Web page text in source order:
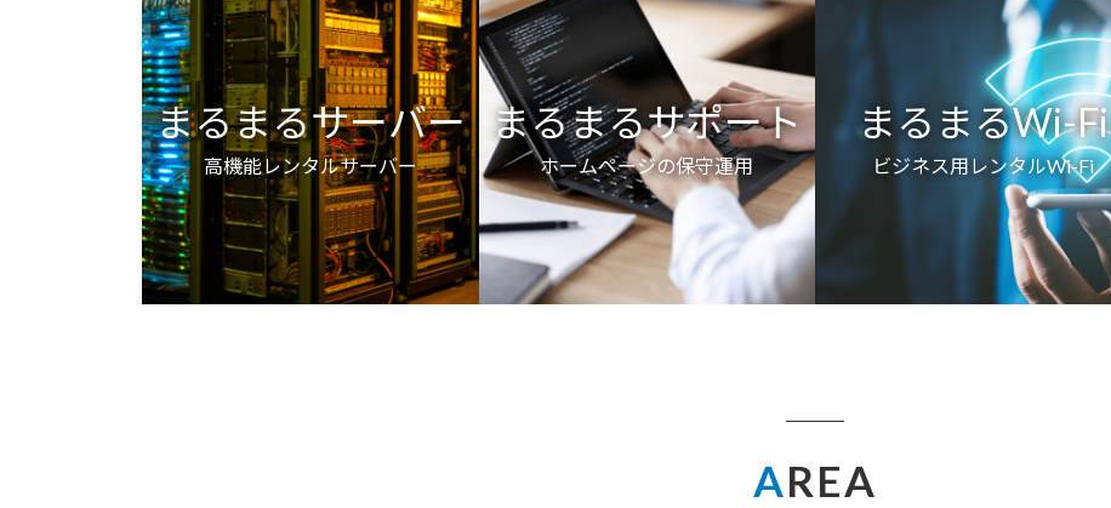
まるまるサーバー
高機能レンタルサーバー
まるまるサポート
ホームページの保守運用
まるまるWi-Fi
ビジネス用レンタルWi-Fi
AREA